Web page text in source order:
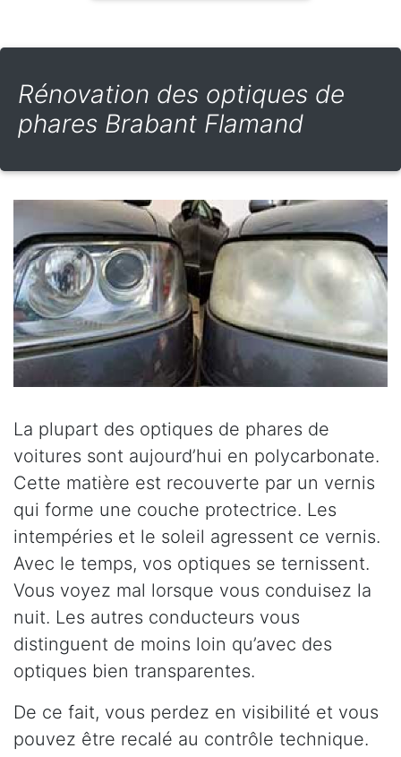
Rénovation des optiques de
phares Brabant Flamand
La plupart des optiques de phares de
voitures sont aujourd’hui en polycarbonate.
Cette matière est recouverte par un vernis
qui forme une couche protectrice. Les
intempéries et le soleil agressent ce vernis.
Avec le temps, vos optiques se ternissent.
Vous voyez mal lorsque vous conduisez la
nuit. Les autres conducteurs vous
distinguent de moins loin qu’avec des
optiques bien transparentes.
De ce fait, vous perdez en visibilité et vous
pouvez être recalé au contrôle technique.